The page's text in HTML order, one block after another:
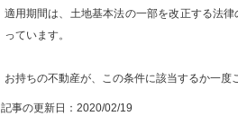
適用期間は、土地基本法の一部を改正する法
っています。
お持ちの不動産が、この条件に該当するか一度
記事の更新日： 2020/02/19